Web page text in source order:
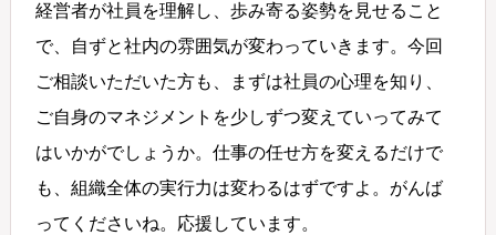
経営者が社員を理解し、歩み寄る姿勢を見せること
で、自ずと社内の雰囲気が変わっていきます。今回
ご相談いただいた方も、まずは社員の心理を知り、
ご自身のマネジメントを少しずつ変えていってみて
はいかがでしょうか。仕事の任せ方を変えるだけで
も、組織全体の実行力は変わるはずですよ。がんば
ってくださいね。応援しています。